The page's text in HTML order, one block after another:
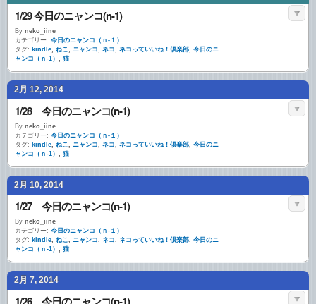
1/29 今日のニャンコ(n-1)
By neko_iine
カテゴリー: 今日のニャンコ（ｎ-１）
タグ: kindle, ねこ, ニャンコ, ネコ, ネコっていいね！倶楽部, 今日のニ
ャンコ（ｎ-1） , 猫
2月 12, 2014
1/28 今日のニャンコ(n-1)
By neko_iine
カテゴリー: 今日のニャンコ（ｎ-１）
タグ: kindle, ねこ, ニャンコ, ネコ, ネコっていいね！倶楽部, 今日のニ
ャンコ（ｎ-1） , 猫
2月 10, 2014
1/27 今日のニャンコ(n-1)
By neko_iine
カテゴリー: 今日のニャンコ（ｎ-１）
タグ: kindle, ねこ, ニャンコ, ネコ, ネコっていいね！倶楽部, 今日のニ
ャンコ（ｎ-1） , 猫
2月 7, 2014